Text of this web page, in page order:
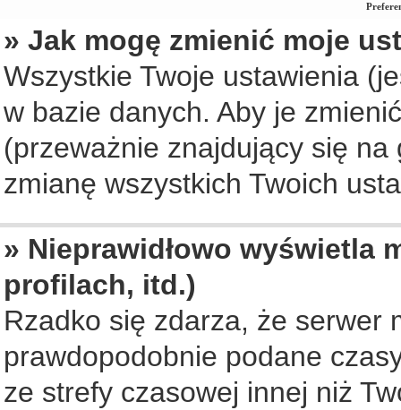
» Jak mogę zmienić moje
Wszystkie Twoje ustawienia
w bazie danych. Aby je
(przeważnie znajdujący się
zmianę wszystkich Twoich
» Nieprawidłowo wyświetla
profilach, itd.)
Rzadko się zdarza, że serwer
prawdopodobnie podane
ze strefy czasowej innej niż